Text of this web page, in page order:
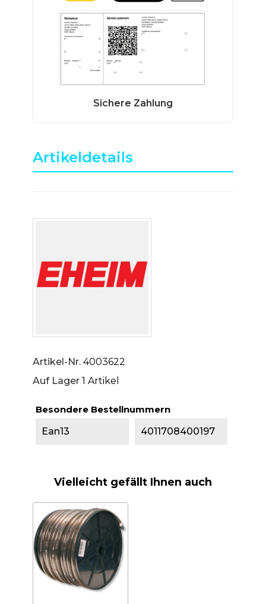
Artikeldetails
Artikel-Nr. 4003622
Auf Lager 1 Artikel
Besondere Bestellnummern
Ean13
4011708400197
Vielleicht gefällt Ihnen auch